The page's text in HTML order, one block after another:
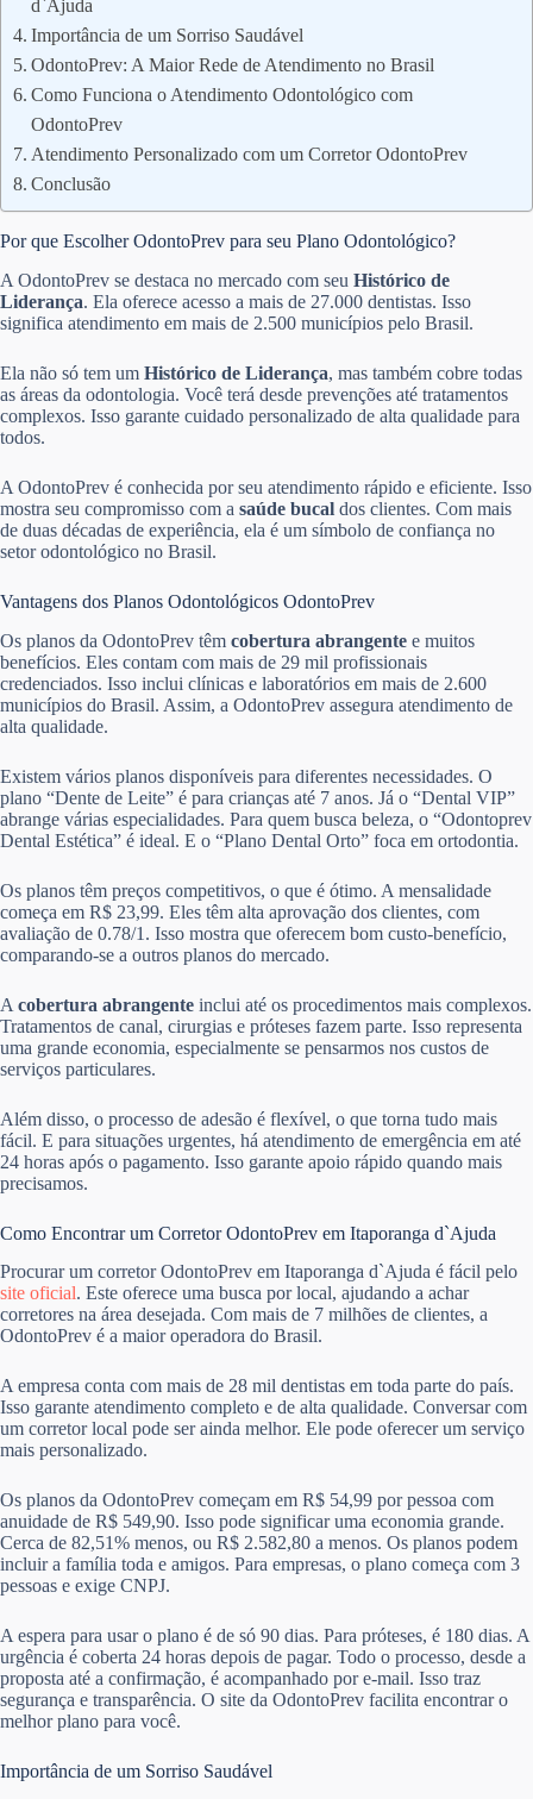
d`Ajuda
Importância de um Sorriso Saudável
OdontoPrev: A Maior Rede de Atendimento no Brasil
Como Funciona o Atendimento Odontológico com
OdontoPrev
Atendimento Personalizado com um Corretor OdontoPrev
Conclusão
Por que Escolher OdontoPrev para seu Plano Odontológico?
A OdontoPrev se destaca no mercado com seu Histórico de
Liderança. Ela oferece acesso a mais de 27.000 dentistas. Isso
significa atendimento em mais de 2.500 municípios pelo Brasil.
Ela não só tem um Histórico de Liderança, mas também cobre todas
as áreas da odontologia. Você terá desde prevenções até tratamentos
complexos. Isso garante cuidado personalizado de alta qualidade para
todos.
A OdontoPrev é conhecida por seu atendimento rápido e eficiente. Isso
mostra seu compromisso com a saúde bucal dos clientes. Com mais
de duas décadas de experiência, ela é um símbolo de confiança no
setor odontológico no Brasil.
Vantagens dos Planos Odontológicos OdontoPrev
Os planos da OdontoPrev têm cobertura abrangente e muitos
benefícios. Eles contam com mais de 29 mil profissionais
credenciados. Isso inclui clínicas e laboratórios em mais de 2.600
municípios do Brasil. Assim, a OdontoPrev assegura atendimento de
alta qualidade.
Existem vários planos disponíveis para diferentes necessidades. O
plano “Dente de Leite” é para crianças até 7 anos. Já o “Dental VIP”
abrange várias especialidades. Para quem busca beleza, o “Odontoprev
Dental Estética” é ideal. E o “Plano Dental Orto” foca em ortodontia.
Os planos têm preços competitivos, o que é ótimo. A mensalidade
começa em R$ 23,99. Eles têm alta aprovação dos clientes, com
avaliação de 0.78/1. Isso mostra que oferecem bom custo-benefício,
comparando-se a outros planos do mercado.
A cobertura abrangente inclui até os procedimentos mais complexos.
Tratamentos de canal, cirurgias e próteses fazem parte. Isso representa
uma grande economia, especialmente se pensarmos nos custos de
serviços particulares.
Além disso, o processo de adesão é flexível, o que torna tudo mais
fácil. E para situações urgentes, há atendimento de emergência em até
24 horas após o pagamento. Isso garante apoio rápido quando mais
precisamos.
Como Encontrar um Corretor OdontoPrev em Itaporanga d`Ajuda
Procurar um corretor OdontoPrev em Itaporanga d`Ajuda é fácil pelo
site oficial. Este oferece uma busca por local, ajudando a achar
corretores na área desejada. Com mais de 7 milhões de clientes, a
OdontoPrev é a maior operadora do Brasil.
A empresa conta com mais de 28 mil dentistas em toda parte do país.
Isso garante atendimento completo e de alta qualidade. Conversar com
um corretor local pode ser ainda melhor. Ele pode oferecer um serviço
mais personalizado.
Os planos da OdontoPrev começam em R$ 54,99 por pessoa com
anuidade de R$ 549,90. Isso pode significar uma economia grande.
Cerca de 82,51% menos, ou R$ 2.582,80 a menos. Os planos podem
incluir a família toda e amigos. Para empresas, o plano começa com 3
pessoas e exige CNPJ.
A espera para usar o plano é de só 90 dias. Para próteses, é 180 dias. A
urgência é coberta 24 horas depois de pagar. Todo o processo, desde a
proposta até a confirmação, é acompanhado por e-mail. Isso traz
segurança e transparência. O site da OdontoPrev facilita encontrar o
melhor plano para você.
Importância de um Sorriso Saudável